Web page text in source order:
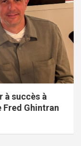
à succès à
Fred Ghintran